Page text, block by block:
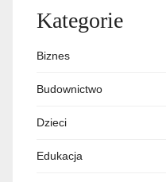
Kategorie
Biznes
Budownictwo
Dzieci
Edukacja